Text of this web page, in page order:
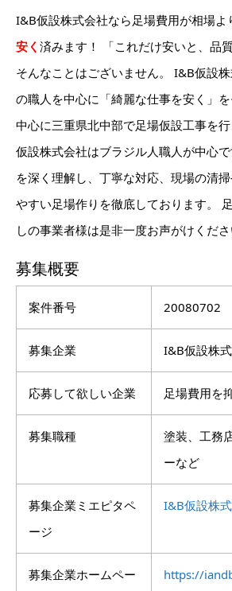
I&B仮設株式会社なら足場費用が相場よ
安く 済みます！ 「これだけ安いと、品
そんなことはございません。 I&B仮設
の職人を中心に「綺麗な仕事を安く」
中心に三重県北中部で足場仮設工事を
仮設株式会社はブラジル人職人が中心
を深く理解し、丁寧な対応、現場の清
やすい足場作りを徹底しております。
しの事業者様は是非一度お声がけくださ
募集概要
案件番号 20080702
募集企業 I&B仮設株
応募して欲しい企業 足場費用を
募集職種
塗装、工務
ーなど
募集企業ミエピタペ
ージ
I&B仮設株
募集企業ホームペー
https://